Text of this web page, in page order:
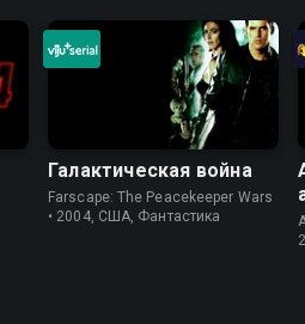
Галактическая война
Farscape: The Peacekeeper Wars
• 2004, США, Фантастика